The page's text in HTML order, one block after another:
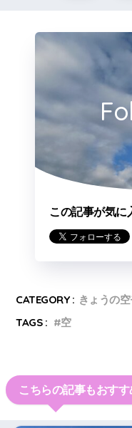
この記事が気に
CATEGORY : きょうの
TAGS :
空
こちらの記事もおすす